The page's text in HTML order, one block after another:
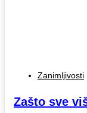
Zanimljivosti
Zašto sve